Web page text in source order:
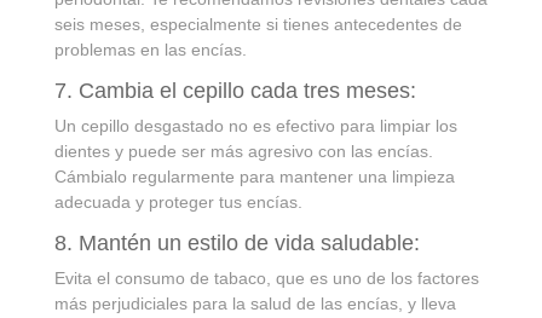
seis meses, especialmente si tienes antecedentes de
problemas en las encías.
7. Cambia el cepillo cada tres meses:
Un cepillo desgastado no es efectivo para limpiar los
dientes y puede ser más agresivo con las encías.
Cámbialo regularmente para mantener una limpieza
adecuada y proteger tus encías.
8. Mantén un estilo de vida saludable:
Evita el consumo de tabaco, que es uno de los factores
más perjudiciales para la salud de las encías, y lleva